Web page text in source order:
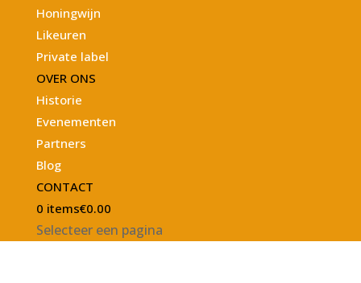
Honingwijn
Likeuren
Private label
OVER ONS
Historie
Evenementen
Partners
Blog
CONTACT
0 items€0.00
Selecteer een pagina